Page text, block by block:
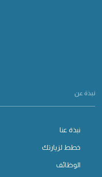
نبذة عن
نبذة عنا
خطط لزيارتك
الوظائف